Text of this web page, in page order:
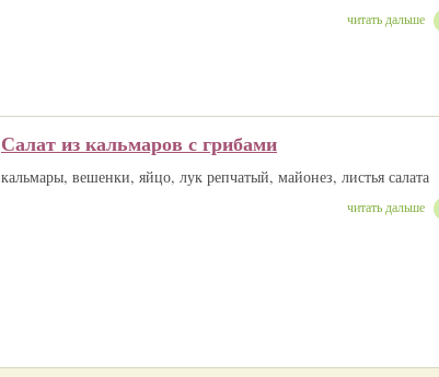
читать дальше
Салат из кальмаров с грибами
кальмары, вешенки, яйцо, лук репчатый, майонез, листья салата
читать дальше